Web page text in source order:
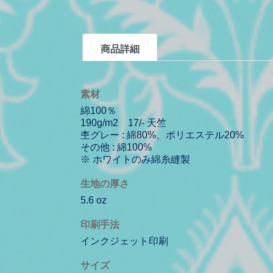
商品詳細
素材
綿100％
190g/m2 17/- 天竺
杢グレー : 綿80%、ポリエステル20%
その他 : 綿100%
※ ホワイトのみ綿糸縫製
生地の厚さ
5.6 oz
印刷手法
インクジェット印刷
サイズ